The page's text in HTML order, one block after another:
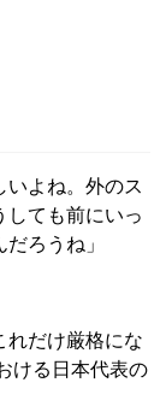
いよね。外のス
しても前にいっ
ろうね」
だけ厳格にな
ける日本代表の